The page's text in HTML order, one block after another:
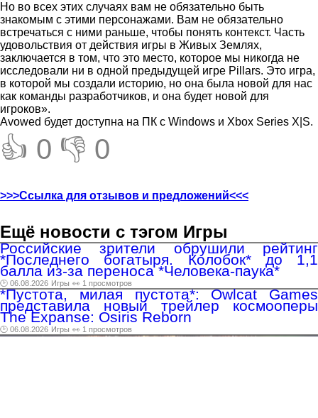
Но во всех этих случаях вам не обязательно быть
знакомым с этими персонажами. Вам не обязательно
встречаться с ними раньше, чтобы понять контекст. Часть
удовольствия от действия игры в Живых Землях,
заключается в том, что это место, которое мы никогда не
исследовали ни в одной предыдущей игре Pillars. Это игра,
в которой мы создали историю, но она была новой для нас
как команды разработчиков, и она будет новой для
игроков».
Avowed будет доступна на ПК с Windows и Xbox Series X|S.
👍 0 👎 0
>>>Ссылка для отзывов и предложений<<<
Ещё новости с тэгом Игры
Российские зрители обрушили рейтинг
*Последнего богатыря. Колобок* до 1,1
балла из-за переноса *Человека-паука*
🕑 06.08.2026 Игры 👀 1 просмотров
*Пустота, милая пустота*: Owlcat Games
представила новый трейлер космооперы
The Expanse: Osiris Reborn
🕑 06.08.2026 Игры 👀 1 просмотров